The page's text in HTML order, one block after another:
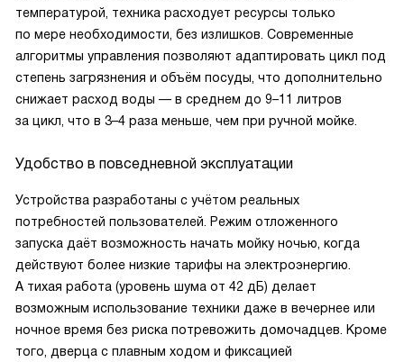
температурой, техника расходует ресурсы только
по мере необходимости, без излишков. Современные
алгоритмы управления позволяют адаптировать цикл под
степень загрязнения и объём посуды, что дополнительно
снижает расход воды — в среднем до 9–11 литров
за цикл, что в 3–4 раза меньше, чем при ручной мойке.
Удобство в повседневной эксплуатации
Устройства разработаны с учётом реальных
потребностей пользователей. Режим отложенного
запуска даёт возможность начать мойку ночью, когда
действуют более низкие тарифы на электроэнергию.
А тихая работа (уровень шума от 42 дБ) делает
возможным использование техники даже в вечернее или
ночное время без риска потревожить домочадцев. Кроме
того, дверца с плавным ходом и фиксацией